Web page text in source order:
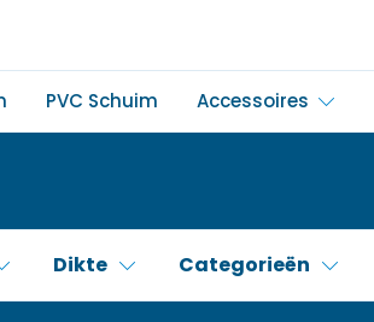
PVC Schuim Accessoires
Dikte Categorieën